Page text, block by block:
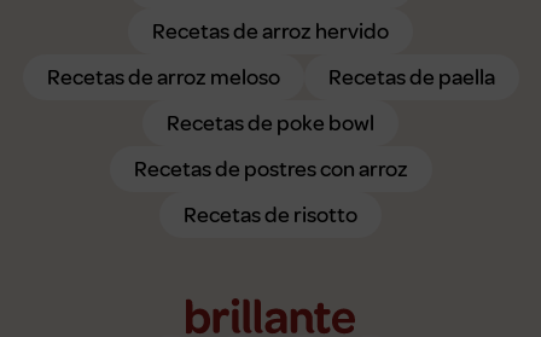
Recetas de arroz hervido
Recetas de arroz meloso
Recetas de paella
Recetas de poke bowl
Recetas de postres con arroz
Recetas de risotto